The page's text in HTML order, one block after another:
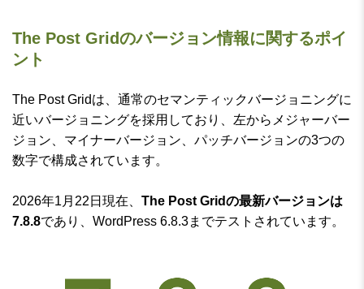
The Post Gridのバージョン情報に関するポイ
ント
The Post Gridは、通常のセマンティックバージョニングに
近いバージョニングを採用しており、左からメジャーバー
ジョン、マイナーバージョン、パッチバージョンの3つの
数字で構成されています。
2026年1月22日現在、 The Post Gridの最新バージョンは
7.8.8であり、WordPress 6.8.3までテストされています。